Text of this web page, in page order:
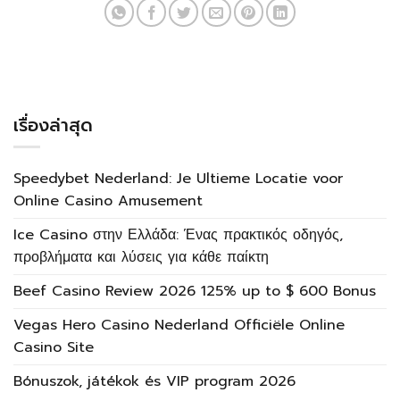
เรื่องล่าสุด
Speedybet Nederland: Je Ultieme Locatie voor
Online Casino Amusement
Ice Casino στην Ελλάδα: Ένας πρακτικός οδηγός,
προβλήματα και λύσεις για κάθε παίκτη
Beef Casino Review 2026 125% up to $ 600 Bonus
Vegas Hero Casino Nederland Officiële Online
Casino Site
Bónuszok, játékok és VIP program 2026